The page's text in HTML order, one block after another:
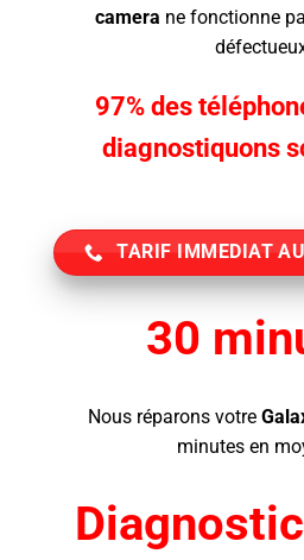
camera ne fonctionne
97% des
diagnostiquons
TARIF IMMEDIAT
30
Nous réparons votre
minutes en